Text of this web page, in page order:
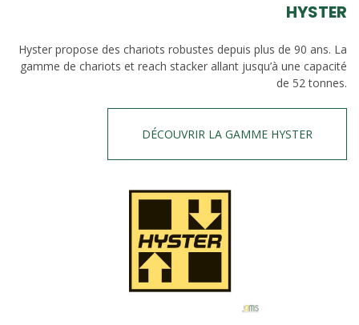
HYSTER
Hyster propose des chariots robustes depuis plus de 90 ans. La
gamme de chariots et reach stacker allant jusqu’à une capacité
de 52 tonnes.
DÉCOUVRIR LA GAMME HYSTER